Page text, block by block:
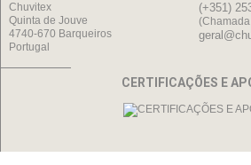
Chuvitex
Quinta de Jouve
4740-670 Barqueiros
Portugal
(+351)
CERTIFICAÇÕES E